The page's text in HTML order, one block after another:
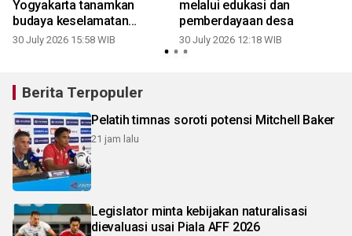
Yogyakarta tanamkan
budaya keselamatan
kelistrikan sejak dini
30 July 2026 15:58 WIB
melalui edukasi dan
pemberdayaan desa
30 July 2026 12:18 WIB
Berita Terpopuler
Pelatih timnas soroti potensi Mitchell Baker
21 jam lalu
Legislator minta kebijakan naturalisasi
dievaluasi usai Piala AFF 2026